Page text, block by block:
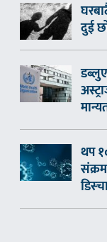
दुई
थप